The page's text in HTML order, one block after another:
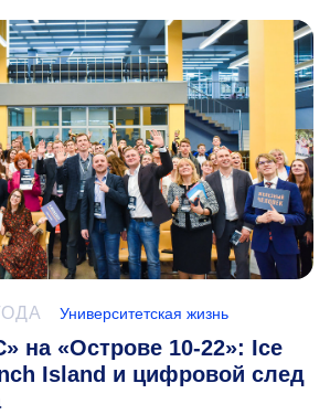
Университетская жизнь
на «Острове 10-22»: Ice
Island и цифровой след